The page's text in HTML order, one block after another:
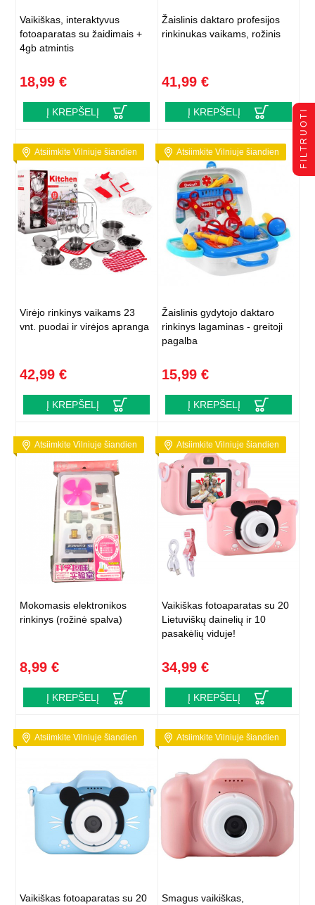
Vaikiškas, interaktyvus
fotoaparatas su žaidimais +
4gb atmintis
18,99 €
Į KREPŠELĮ
Žaislinis daktaro profesijos
rinkinukas vaikams, rožinis
41,99 €
Į KREPŠELĮ
Atsiimkite Vilniuje šiandien
Virėjo rinkinys vaikams 23
vnt. puodai ir virėjos apranga
42,99 €
Į KREPŠELĮ
Atsiimkite Vilniuje šiandien
Žaislinis gydytojo daktaro
rinkinys lagaminas - greitoji
pagalba
15,99 €
Į KREPŠELĮ
Atsiimkite Vilniuje šiandien
Mokomasis elektronikos
rinkinys (rožinė spalva)
8,99 €
Į KREPŠELĮ
Atsiimkite Vilniuje šiandien
Vaikiškas fotoaparatas su 20
Lietuviškų dainelių ir 10
pasakėlių viduje!
34,99 €
Į KREPŠELĮ
Atsiimkite Vilniuje šiandien
Vaikiškas fotoaparatas su 20
Atsiimkite Vilniuje šiandien
Smagus vaikiškas,
FILTRUOTI